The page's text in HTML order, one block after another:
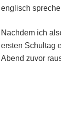
englisch
Nachdem ich
ersten Schultag
Abend zuvor